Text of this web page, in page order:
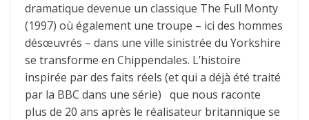
dramatique devenue un classique The Full Monty
(1997) où également une troupe – ici des hommes
désœuvrés – dans une ville sinistrée du Yorkshire
se transforme en Chippendales. L’histoire
inspirée par des faits réels (et qui a déjà été traité
par la BBC dans une série) que nous raconte
plus de 20 ans après le réalisateur britannique se